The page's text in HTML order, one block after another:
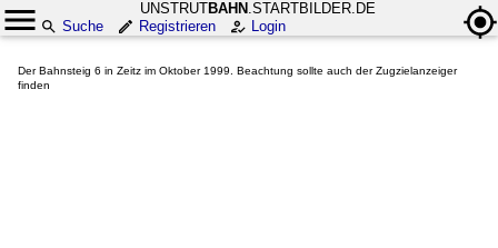
UNSTRUTBAHN .STARTBILDER.DE
Suche
Registrieren Login
Der Bahnsteig 6 in Zeitz im Oktober 1999. Beachtung sollte auch der Zugzielanzeiger
finden